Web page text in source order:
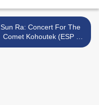
Sun Ra: Concert For The
Comet Kohoutek (ESP -
2006) >